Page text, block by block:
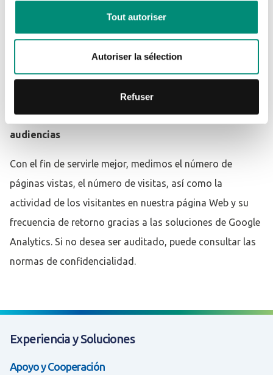
Tout autoriser
Autoriser la sélection
Refuser
Toda esta página Web está sometida a la legislación
francesa e internacional sobre los derechos de autor y la
propiedad intelectual.
Información sobre el servicio de medición de
audiencias
Con el fin de servirle mejor, medimos el número de
páginas vistas, el número de visitas, así como la
actividad de los visitantes en nuestra página Web y su
frecuencia de retorno gracias a las soluciones de Google
Analytics. Si no desea ser auditado, puede consultar las
normas de confidencialidad.
Experiencia y Soluciones
Apoyo y Cooperación